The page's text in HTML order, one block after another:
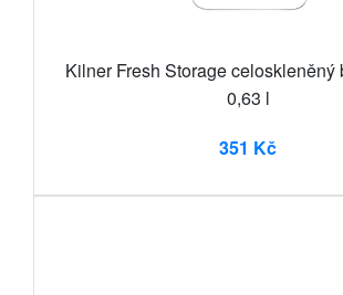
Kilner Fresh Storage celoskleněný
0,63 l
351 Kč